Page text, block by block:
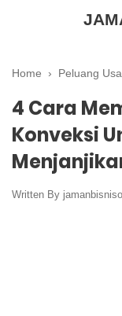
Home › Peluang
4 Cara
Konveksi
Written By